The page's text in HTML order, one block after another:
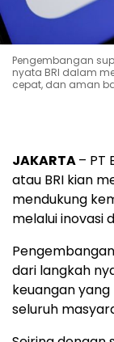
Pengembangan
nyata BRI dalam
cepat, dan aman
JAKARTA– PT
atau BRI kian
mendukung
melalui inovasi
Pengembangan
dari langkah
keuangan
seluruh